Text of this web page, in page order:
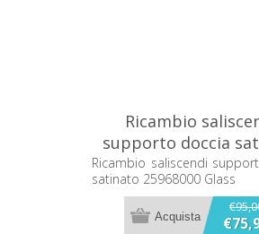
Ricambio
supporto doccia
25968000
Ricambio saliscendi
satinato 25968000 Glass